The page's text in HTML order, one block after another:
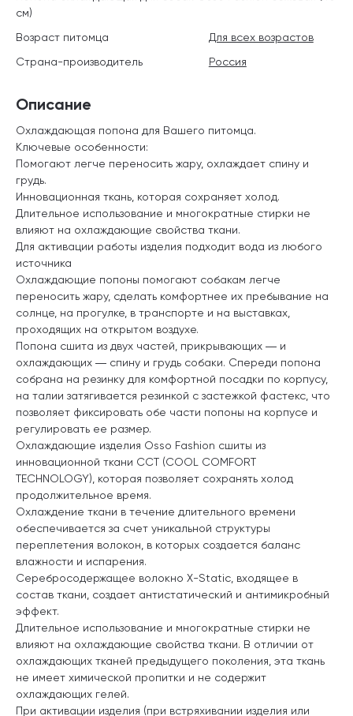
Описание
Охлаждающая попона для Вашего питомца.
Ключевые особенности:
Помогают легче переносить жару, охлаждает спину и
грудь.
Инновационная ткань, которая сохраняет холод.
Длительное использование и многократные стирки не
влияют на охлаждающие свойства ткани.
Для активации работы изделия подходит вода из любого
источника
Охлаждающие попоны помогают собакам легче
переносить жару, сделать комфортнее их пребывание на
солнце, на прогулке, в транспорте и на выставках,
проходящих на открытом воздухе.
Попона сшита из двух частей, прикрывающих ― и
охлаждающих ― спину и грудь собаки. Спереди попона
собрана на резинку для комфортной посадки по корпусу,
на талии затягивается резинкой с застежкой фастекс, что
позволяет фиксировать обе части попоны на корпусе и
регулировать ее размер.
Охлаждающие изделия Osso Fashion сшиты из
инновационной ткани ССТ (COOL COMFORT
TECHNOLOGY), которая позволяет сохранять холод
продолжительное время.
Охлаждение ткани в течение длительного времени
обеспечивается за счет уникальной структуры
переплетения волокон, в которых создается баланс
влажности и испарения.
Серебросодержащее волокно X-Static, входящее в
состав ткани, создает антистатический и антимикробный
эффект.
Длительное использование и многократные стирки не
влияют на охлаждающие свойства ткани. В отличии от
охлаждающих тканей предыдущего поколения, эта ткань
не имеет химической пропитки и не содержит
охлаждающих гелей.
При активации изделия (при встряхивании изделия или
см)
Возраст питомца
Для всех возрастов
Страна-производитель
Россия